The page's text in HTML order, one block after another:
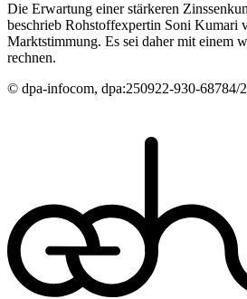
Die Erwartung einer stärkeren
beschrieb Rohstoffexpertin Soni Kumari
Marktstimmung. Es sei daher mit einem
rechnen.
© dpa-infocom, dpa:250922-930-68784/2